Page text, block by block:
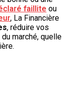
faillite ou
, La Financière
, réduire vos
marché, quelle